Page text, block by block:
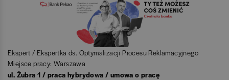
Ekspert / Ekspertka ds. Optymalizacji Procesu Reklamacyjnego
Miejsce pracy: Warszawa
ul. Żubra 1 / praca hybrydowa / umowa o pracę